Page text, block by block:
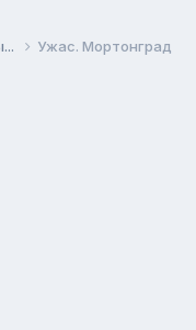
Ужас. Мортонград